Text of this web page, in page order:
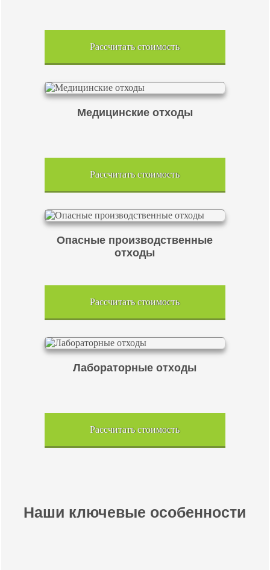
Рассчитать стоимость
Медицинские отходы
Рассчитать стоимость
Опасные производственные
отходы
Рассчитать стоимость
Лабораторные отходы
Рассчитать стоимость
Наши ключевые особенности